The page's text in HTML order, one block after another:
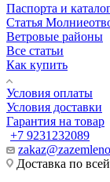
Паспорта и
Статья
Ветровые районы
Все статьи
Как купить
Условия оплаты
Условия доставки
Гарантия на товар
+7 9231232089
Доставка по